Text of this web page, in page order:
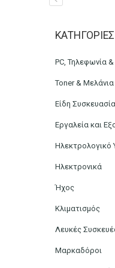
PC, Τηλεφωνία
Toner & Μελάνια
Είδη
Εργαλεία και
Ηλεκτρολογικό
Ηλεκτρονικά
Ήχος
Κλιματισμός
Λευκές
Μαρκαδόροι